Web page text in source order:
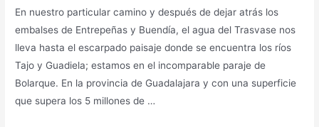
En nuestro particular camino y después de dejar atrás los
embalses de Entrepeñas y Buendía, el agua del Trasvase nos
lleva hasta el escarpado paisaje donde se encuentra los ríos
Tajo y Guadiela; estamos en el incomparable paraje de
Bolarque. En la provincia de Guadalajara y con una superficie
que supera los 5 millones de …